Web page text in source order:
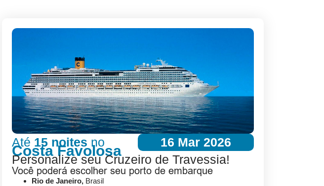
Até 15 noites no 16 Mar 2026
Costa Favolosa
Personalize seu Cruzeiro de Travessia!
Você poderá escolher seu porto de embarque
Rio de Janeiro, Brasil